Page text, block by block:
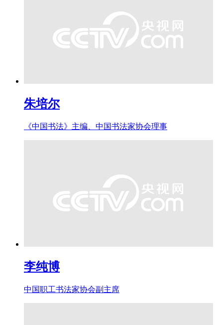
朱培尔
《中国书法》主编、中国书法家协会理事
李纯博
中国职工书法家协会副主席